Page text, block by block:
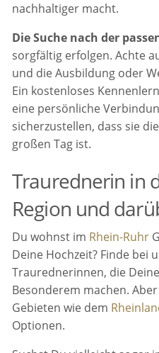
nachhaltiger macht.
Die Suche nach der
sorgfältig erfolgen. Achte
und die Ausbildung oder
Ein kostenloses
eine persönliche
sicherzustellen, dass sie
großen Tag ist.
Traurednerin in
Region und
Du wohnst im Rhein-Ruhr
Deine Hochzeit? Finde bei
Traurednerinnen, die
Besonderem machen.
Gebieten wie dem
Optionen.